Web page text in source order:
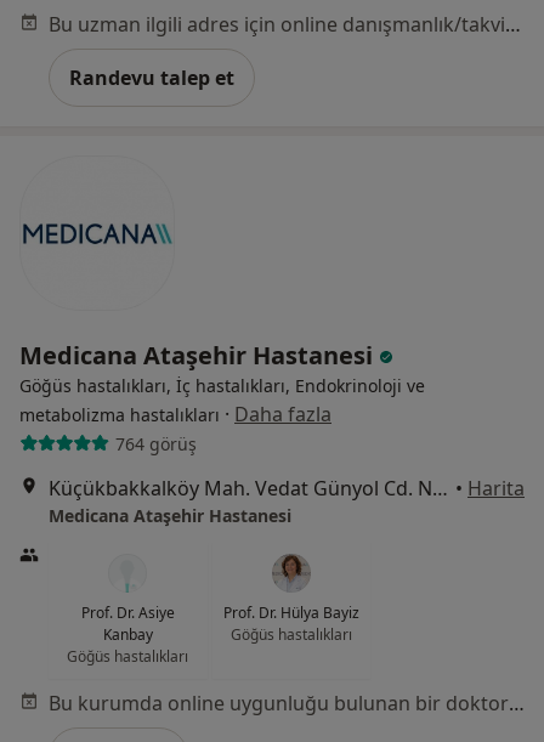
Bu uzman ilgili adres için online danışmanlık/takvim sunmuyor.
Randevu talep et
Medicana Ataşehir Hastanesi
Göğüs hastalıkları, İç hastalıkları, Endokrinoloji ve
metabolizma hastalıkları · Daha fazla
764 görüş
Küçükbakkalköy Mah. Vedat Günyol Cd. No:24, Ataşehir • Harita
Medicana Ataşehir Hastanesi
Prof. Dr. Asiye
Kanbay
Göğüs hastalıkları
Prof. Dr. Hülya Bayiz
Göğüs hastalıkları
Bu kurumda online uygunluğu bulunan bir doktor veya uzman bulunamadı